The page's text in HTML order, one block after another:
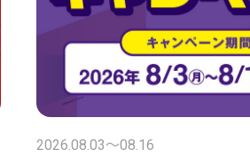
2026.08.03〜08.16